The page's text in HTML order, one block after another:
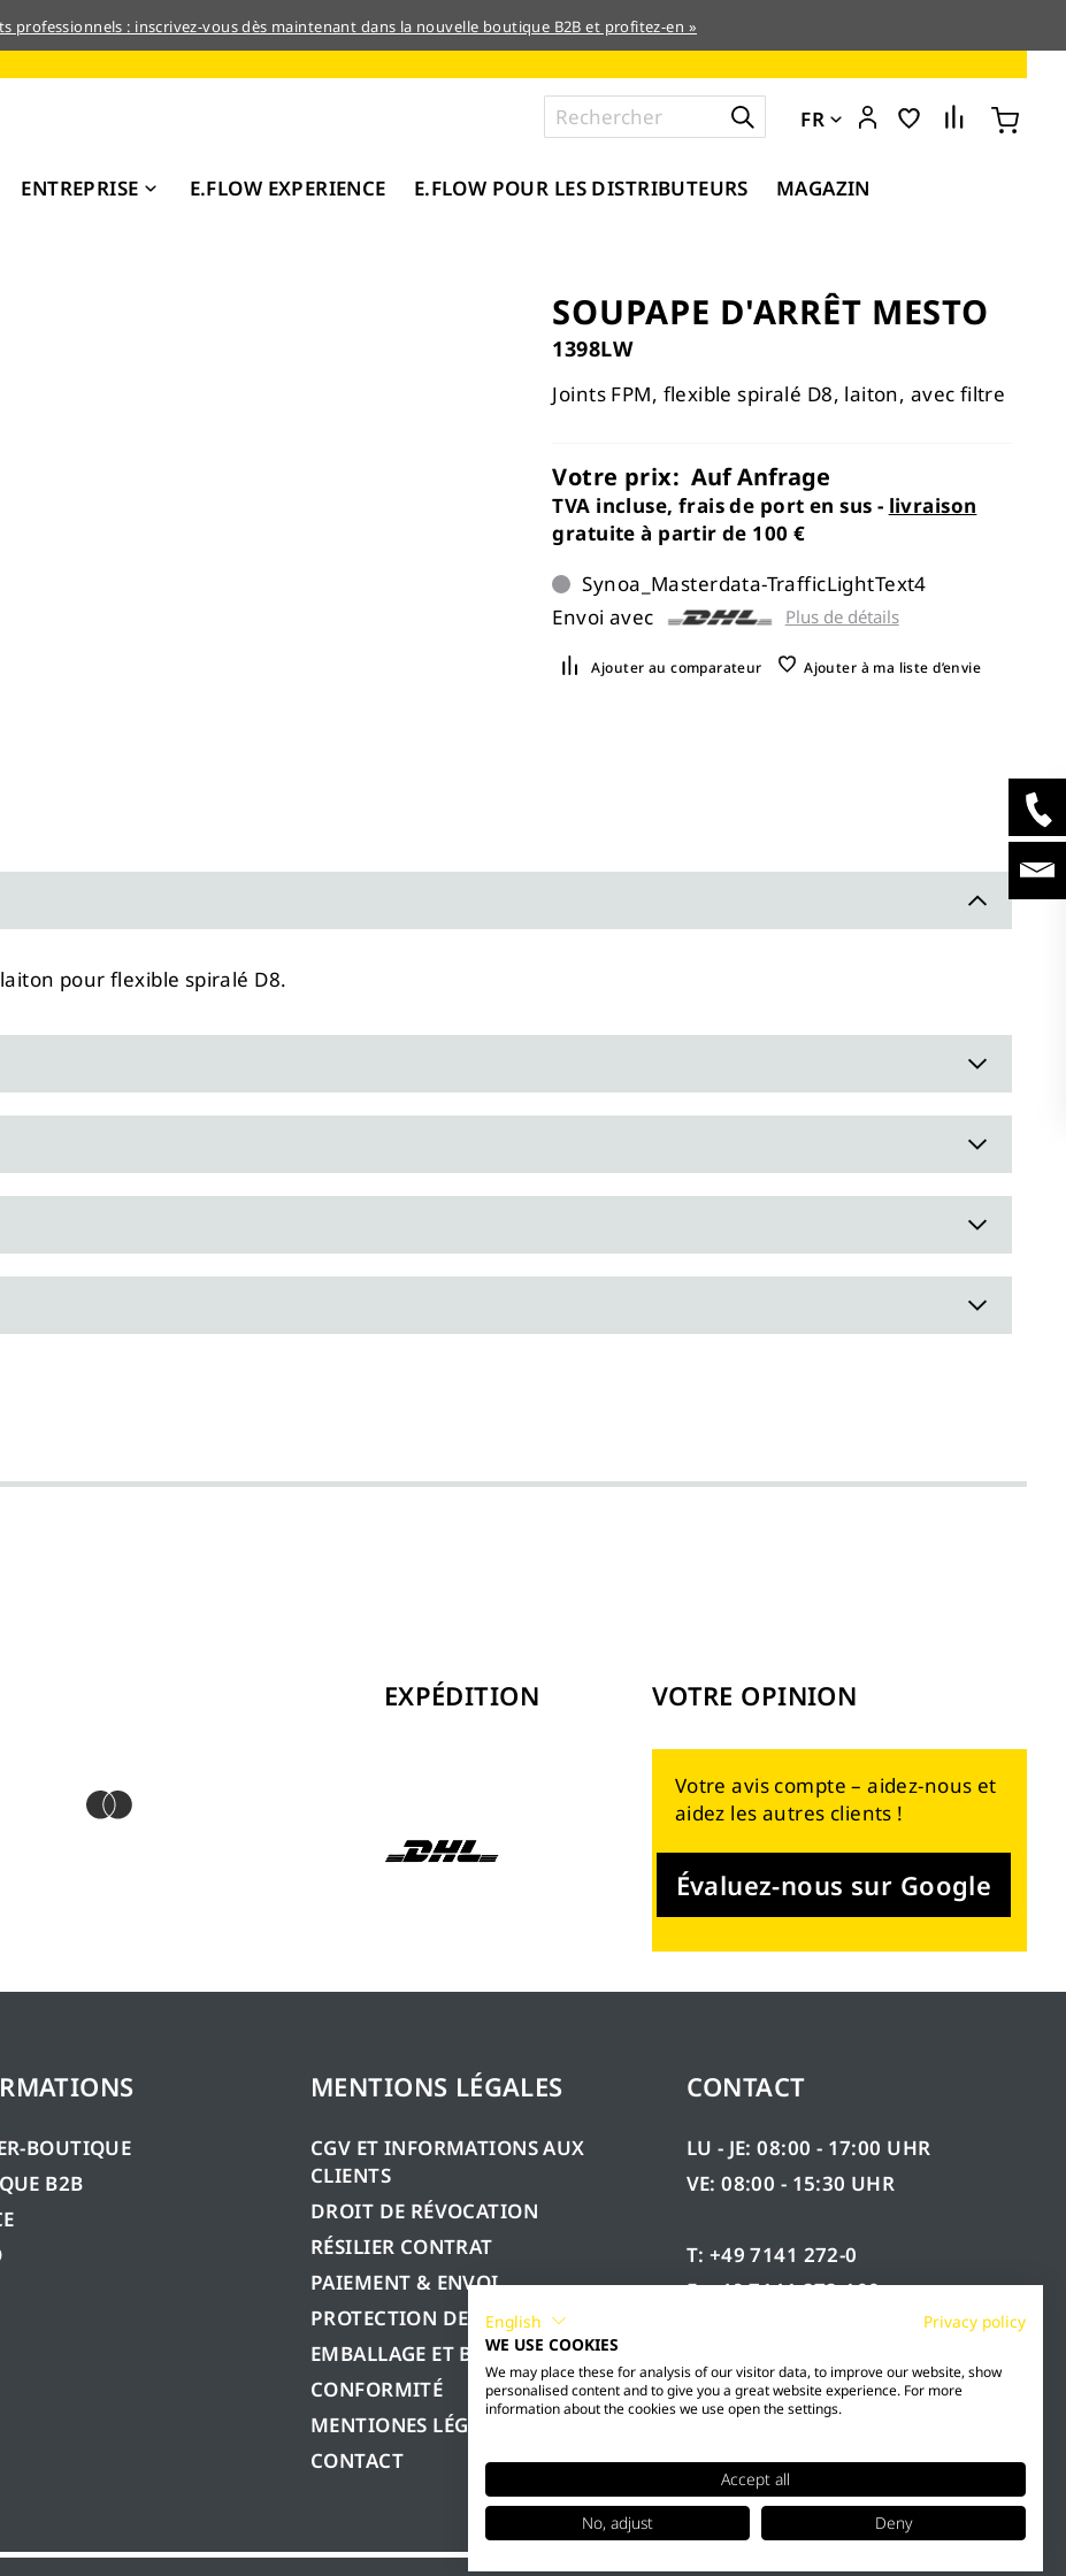
professionnels : inscrivez-vous dès maintenant dans la nouvelle boutique B2B et profitez-en »
FR
ENTREPRISE E.FLOW EXPERIENCE E.FLOW POUR LES DISTRIBUTEURS MAGAZIN
SOUPAPE D'ARRÊT MESTO
1398LW
Joints FPM, flexible spiralé D8, laiton, avec filtre
Votre prix: Auf Anfrage
TVA incluse, frais de port en sus - livraison
gratuite à partir de 100 €
Synoa_Masterdata-TrafficLightText4
Envoi avec
Plus de détails
Ajouter au comparateur Ajouter à ma liste d’envie
pour flexible spiralé D8.
EXPÉDITION VOTRE OPINION
Votre avis compte – aidez-nous et
aidez les autres clients !
Évaluez-nous sur Google
BOUTIQUE
B2B
MENTIONS LÉGALES
CGV ET INFORMATIONS AUX
CLIENTS
DROIT DE RÉVOCATION
RÉSILIER CONTRAT
PAIEMENT & ENVOI
PROTECTION DES DONNÉES
EMBALLAGE ET BATTERIE
CONFORMITÉ
MENTIONES LÉGALES
CONTACT
CONTACT
LU - JE: 08:00 - 17:00 UHR
VE: 08:00 - 15:30 UHR
T: +49 7141 272-0
F: +49 7141 272-100
English
Privacy policy
WE USE COOKIES
We may place these for analysis of our visitor data, to improve our website, show
personalised content and to give you a great website experience. For more
information about the cookies we use open the settings.
Accept all
No, adjust
Deny